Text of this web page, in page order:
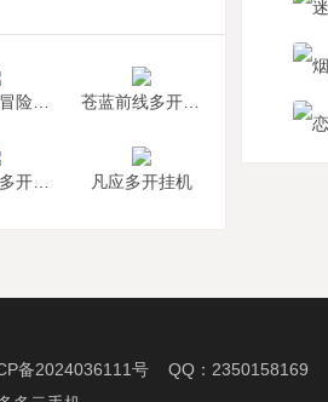
凡应多开挂机
备2024036111号QQ：2350158169